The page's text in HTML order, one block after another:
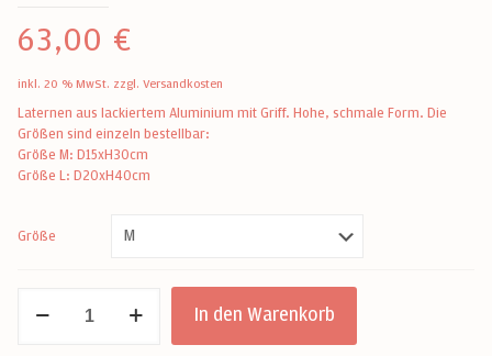
63,00 €
inkl. 20 % MwSt. zzgl. Versandkosten
Laternen aus lackiertem Aluminium mit Griff. Hohe, schmale Form. Die
Größen sind einzeln bestellbar:
Größe M: D15xH30cm
Größe L: D20xH40cm
Größe
Moos
In den Warenkorb